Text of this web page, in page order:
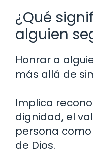
¿Qué
alguien
Honrar a
más allá de
Implica
dignidad, el
persona
de Dios.